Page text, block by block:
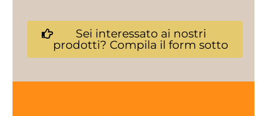
Sei interessato ai nostri
prodotti? Compila il form sotto